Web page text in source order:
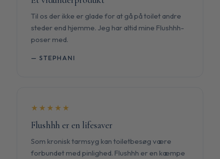
Til os der ikke er glade for at gå på toilet andre
steder end hjemme. Jeg har altid mine Flushhh-
poser med.
— STEPHANI
★★★★★
Flushhh er en lifesaver
Som kronisk tarmsyg kan toiletbesøg være
forbundet med pinlighed. Flushhh er en kæmpe